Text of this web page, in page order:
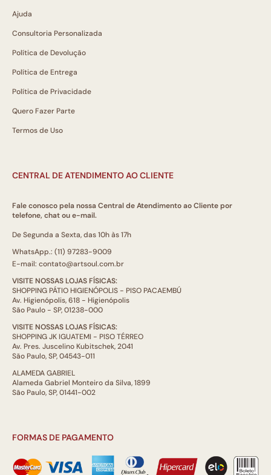
Ajuda
Consultoria Personalizada
Política de Devolução
Política de Entrega
Política de Privacidade
Quero Fazer Parte
Termos de Uso
CENTRAL DE ATENDIMENTO AO CLIENTE
Fale conosco pela nossa Central de Atendimento ao Cliente por
telefone, chat ou e-mail.
De Segunda a Sexta, das 10h às 17h
WhatsApp.: (11) 97283-9009
E-mail: contato@artsoul.com.br
VISITE NOSSAS LOJAS FÍSICAS:
SHOPPING PÁTIO HIGIENÓPOLIS - PISO PACAEMBÚ
Av. Higienópolis, 618 - Higienópolis
São Paulo - SP, 01238-000
VISITE NOSSAS LOJAS FÍSICAS:
SHOPPING JK IGUATEMI - PISO TÉRREO
Av. Pres. Juscelino Kubitschek, 2041
São Paulo, SP, 04543-011
ALAMEDA GABRIEL
Alameda Gabriel Monteiro da Silva, 1899
São Paulo, SP, 01441-002
FORMAS DE PAGAMENTO